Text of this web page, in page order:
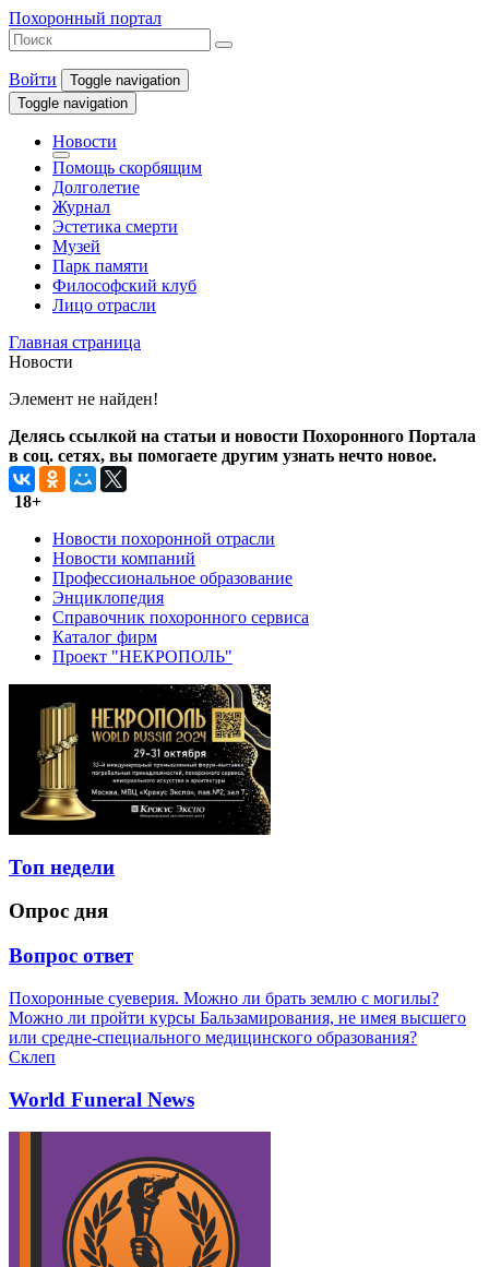
Похоронный портал
Войти
Toggle navigation
Toggle navigation
Новости
Помощь скорбящим
Долголетие
Журнал
Эстетика смерти
Музей
Парк памяти
Философский клуб
Лицо отрасли
Главная страница
Новости
Элемент не найден!
Делясь ссылкой на статьи и новости Похоронного Портала
в соц. сетях, вы помогаете другим узнать нечто новое.
18+
Новости похоронной отрасли
Новости компаний
Профессиональное образование
Энциклопедия
Справочник похоронного сервиса
Каталог фирм
Проект "НЕКРОПОЛЬ"
Топ недели
Опрос дня
Вопрос ответ
Похоронные суеверия. Можно ли брать землю с могилы?
Можно ли пройти курсы Бальзамирования, не имея высшего
или средне-специального медицинского образования?
Склеп
World Funeral News